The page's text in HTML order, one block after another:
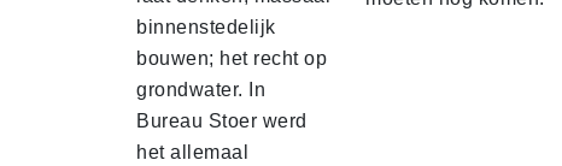
binnenstedelijk
bouwen; het recht op
grondwater. In
Bureau Stoer werd
het allemaal